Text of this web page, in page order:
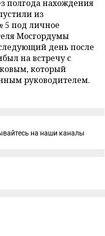
полгода нахождения
из
5 под личное
Мосгордумы
день после
на встречу с
который
руководителем.
на наши каналы